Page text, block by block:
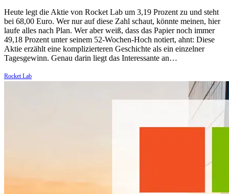
Heute legt die Aktie von Rocket Lab um 3,19 Prozent zu und steht
bei 68,00 Euro. Wer nur auf diese Zahl schaut, könnte meinen, hier
laufe alles nach Plan. Wer aber weiß, dass das Papier noch immer
49,18 Prozent unter seinem 52-Wochen-Hoch notiert, ahnt: Diese
Aktie erzählt eine komplizierteren Geschichte als ein einzelner
Tagesgewinn. Genau darin liegt das Interessante an…
Rocket Lab